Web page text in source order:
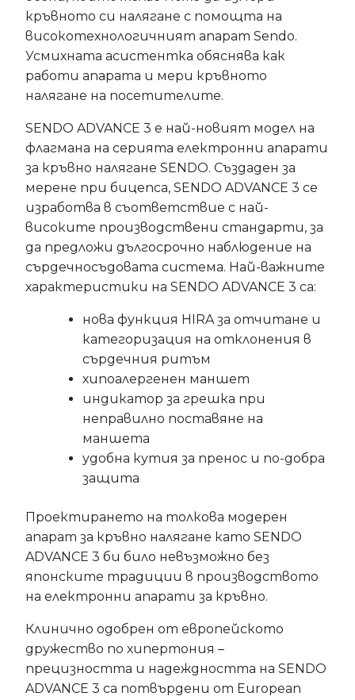
кръвното си налягане с помощта на
високотехнологичният апарат Sendo.
Усмихната асистентка обяснява как
работи апарата и мери кръвното
налягане на посетителите.
SENDO ADVANCE 3 е най-новият модел на
флагманa на серията електронни апарати
за кръвно налягане SENDO. Създаден за
мерене при бицепса, SENDO ADVANCE 3 се
изработва в съответствие с най-
високите производствени стандарти, за
да предложи дългосрочно наблюдение на
сърдечносъдовата система. Най-важните
характеристики на SENDO ADVANCE 3 са:
нова функция HIRA за отчитане и
категоризация на отклонения в
сърдечния ритъм
хипоалергенен маншет
индикатор за грешка при
неправилно поставяне на
маншета
удобна кутия за пренос и по-добра
защита
Проектирането на толкова модерен
апарат за кръвно налягане като SENDO
ADVANCE 3 би било невъзможно без
японските традиции в производството
на електронни апарати за кръвно.
Клинично одобрен от европейското
дружество по хипертония –
прецизността и надеждността на SENDO
ADVANCE 3 са потвърдени от European